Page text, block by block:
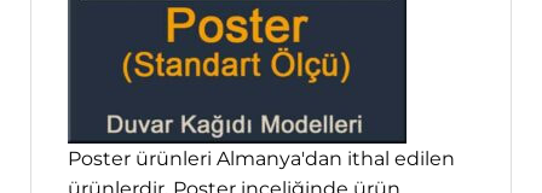
Poster ürünleri Almanya'dan ithal edilen